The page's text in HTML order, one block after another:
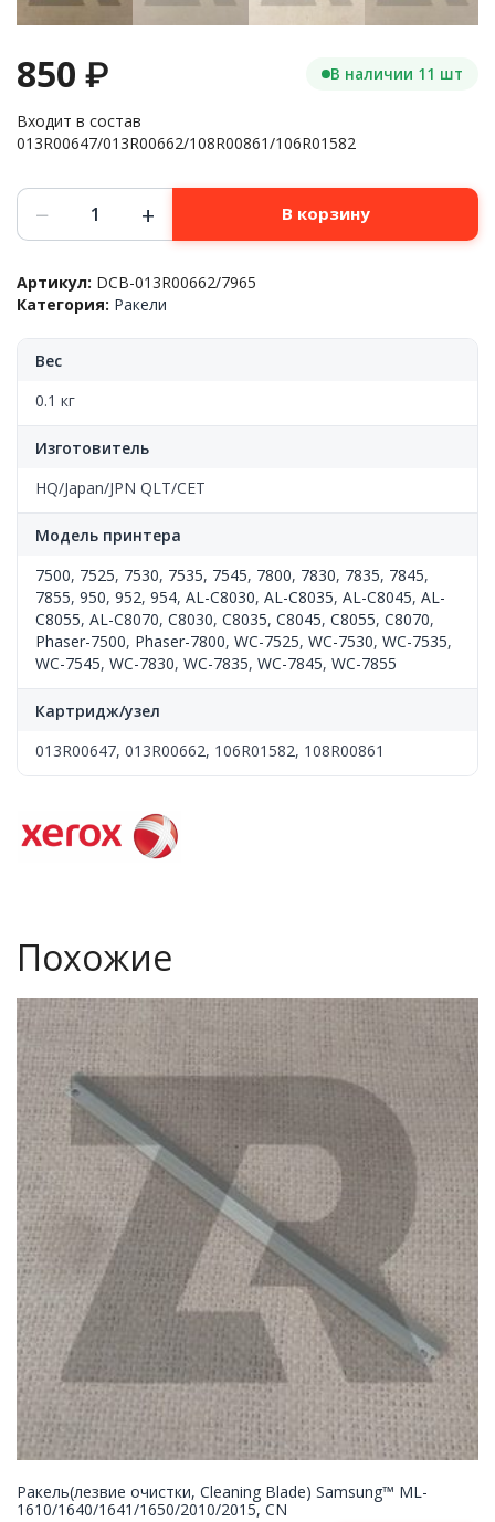
850 ₽
Входит в состав
013R00647/013R00662/108R00861/106R01582
В наличии 11 шт
Количество
товара
Ракель(WB)
Phaser-
7500/7800/WC-
JPN
− + В корзину
Артикул: DCB-013R00662/7965
Категория: Ракели
Вес
0.1 кг
Изготовитель
HQ/Japan/JPN QLT/CET
Модель принтера
7500, 7525, 7530, 7535, 7545, 7800, 7830, 7835, 7845,
7855, 950, 952, 954, AL-C8030, AL-C8035, AL-C8045, AL-
C8055, AL-C8070, C8030, C8035, C8045, C8055, C8070,
Phaser-7500, Phaser-7800, WC-7525, WC-7530, WC-7535,
WC-7545, WC-7830, WC-7835, WC-7845, WC-7855
Картридж/узел
013R00647, 013R00662, 106R01582, 108R00861
Похожие
Ракель(лезвие очистки, Cleaning Blade) Samsung™ ML-
1610/1640/1641/1650/2010/2015, CN